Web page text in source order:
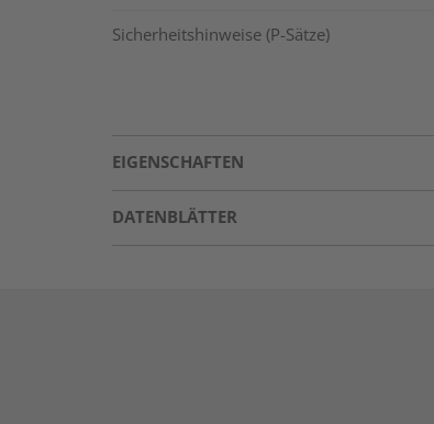
Sicherheitshinweise (P-Sätze)
EIGENSCHAFTEN
DATENBLÄTTER